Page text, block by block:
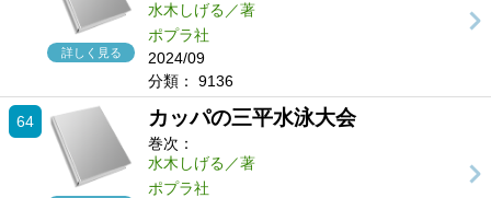
詳しく見る
水木しげる／著
ポプラ社
2024/09
分類：
9136
64 カッパの三平水泳大会
巻次：
水木しげる／著
ポプラ社